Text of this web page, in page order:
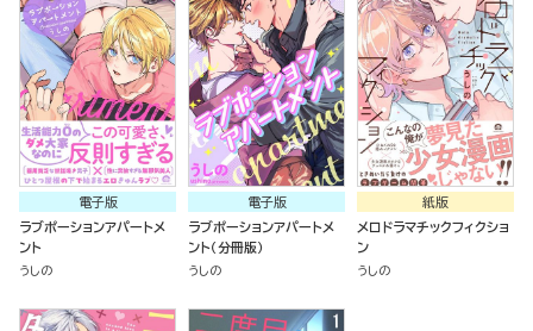
電子版
ラブポーションアパートメ
ント
うしの
電子版
ラブポーションアパートメ
ント（分冊版）
うしの
紙版
メロドラマチックフィクショ
ン
うしの